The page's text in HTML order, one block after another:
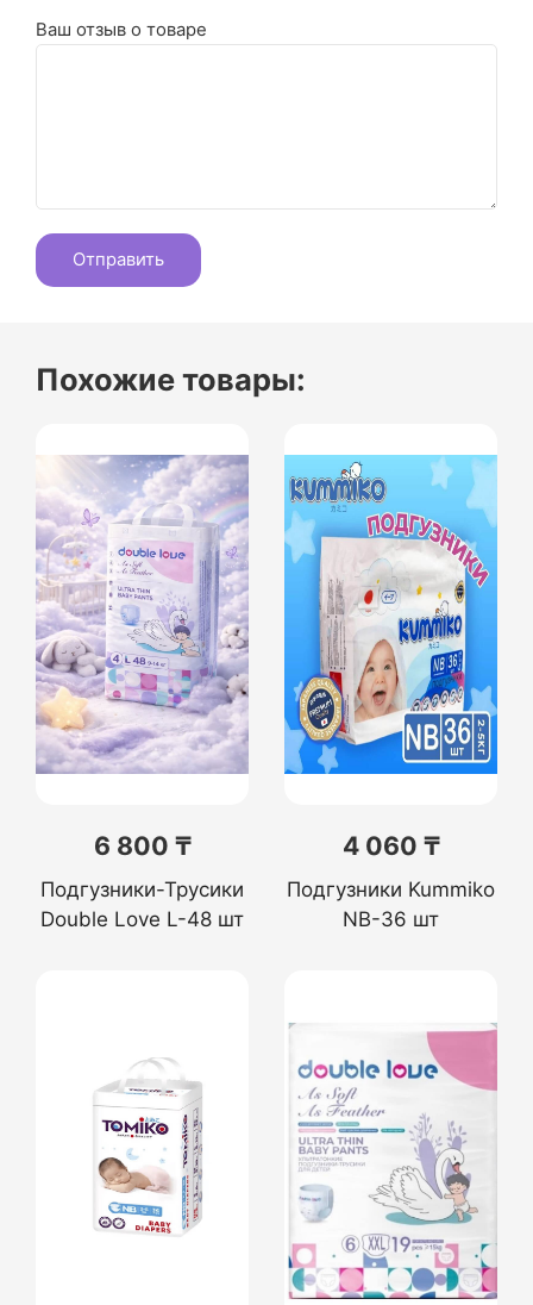
Ваш отзыв о товаре
Похожие товары:
6 800 ₸
Подгузники-Трусики
Double Love L-48 шт
4 060 ₸
Подгузники Kummiko
NB-36 шт